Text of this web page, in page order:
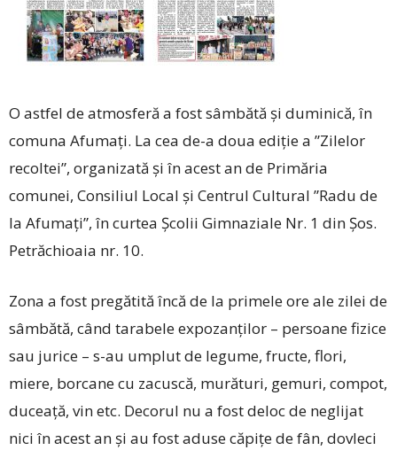
O astfel de atmosferă a fost sâmbătă și duminică, în
comuna Afumați. La cea de-a doua ediție a ”Zilelor
recoltei”, organizată și în acest an de Primăria
comunei, Consiliul Local și Centrul Cultural ”Radu de
la Afumați”, în curtea Școlii Gimnaziale Nr. 1 din Șos.
Petrăchioaia nr. 10.
Zona a fost pregătită încă de la primele ore ale zilei de
sâmbătă, când tarabele expozanților – persoane fizice
sau jurice – s-au umplut de legume, fructe, flori,
miere, borcane cu zacuscă, murături, gemuri, compot,
duceață, vin etc. Decorul nu a fost deloc de neglijat
nici în acest an și au fost aduse căpițe de fân, dovleci